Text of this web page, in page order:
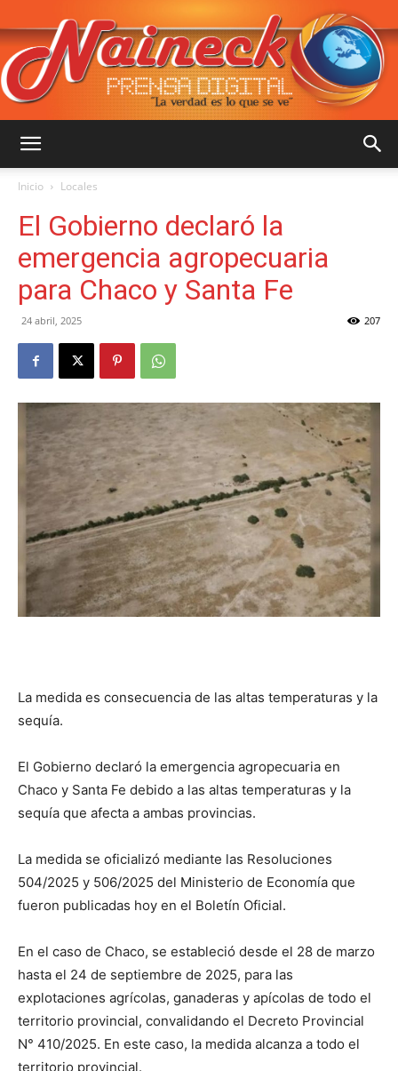
NAINECK
::
La
lo
que
se
ve…
Inicio Locales
El Gobierno declaró la
emergencia agropecuaria
para Chaco y Santa Fe
24 abril, 2025 207
La medida es consecuencia de las altas temperaturas y la
sequía.
El Gobierno declaró la emergencia agropecuaria en
Chaco y Santa Fe debido a las altas temperaturas y la
sequía que afecta a ambas provincias.
La medida se oficializó mediante las Resoluciones
504/2025 y 506/2025 del Ministerio de Economía que
fueron publicadas hoy en el Boletín Oficial.
En el caso de Chaco, se estableció desde el 28 de marzo
hasta el 24 de septiembre de 2025, para las
explotaciones agrícolas, ganaderas y apícolas de todo el
territorio provincial, convalidando el Decreto Provincial
N° 410/2025. En este caso, la medida alcanza a todo el
territorio provincial.